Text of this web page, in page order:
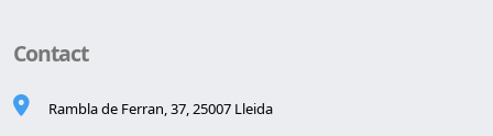
Contact
Rambla de Ferran, 37, 25007 Lleida